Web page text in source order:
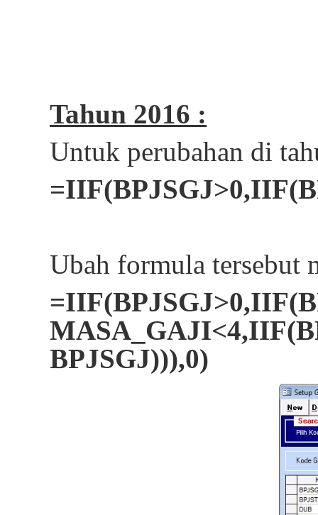
Tahun 2016 :
Untuk perubahan di
Ubah formula tersebut
BPJSGJ))),0)